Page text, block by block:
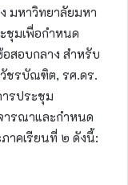
มหาวิทยาลัยมหา
ชุมเพื่อกำหนด
สอบกลาง สำหรับ
ชรบัณฑิต, รศ.ดร.
รประชุม
รณาและกำหนด
าคเรียนที่ ๒ ดังนี้: